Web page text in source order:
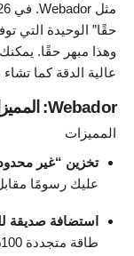
حقًا” الوحيدة التي
وهذا مبهر حقًا.
عالية الدقة كما
Webador: المميزات والعيوب
المميزات
تخزين “غير
عليك رسومًا
استضافة صديقة
طاقة متجددة 100%.